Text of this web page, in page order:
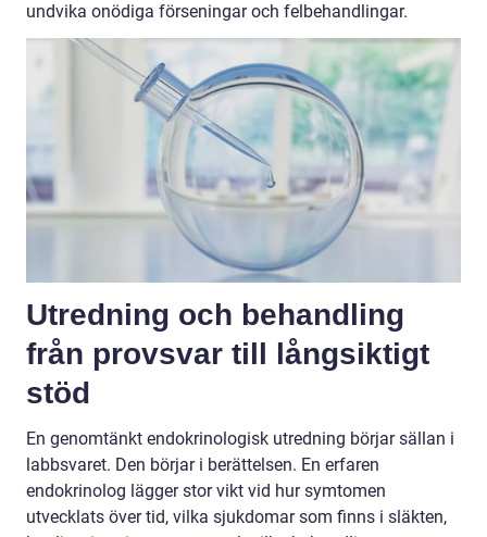
undvika onödiga förseningar och felbehandlingar.
Utredning och behandling
från provsvar till långsiktigt
stöd
En genomtänkt endokrinologisk utredning börjar sällan i
labbsvaret. Den börjar i berättelsen. En erfaren
endokrinolog lägger stor vikt vid hur symtomen
utvecklats över tid, vilka sjukdomar som finns i släkten,